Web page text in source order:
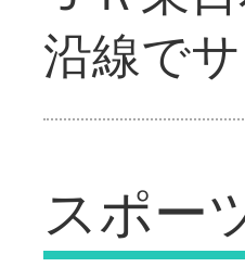
沿線で
スポー